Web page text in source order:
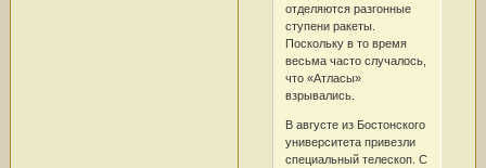
отделяются разгонные
ступени ракеты.
Поскольку в то время
весьма часто случалось,
что «Атласы»
взрывались.
В августе из Бостонского
университета привезли
специальный телескоп. С